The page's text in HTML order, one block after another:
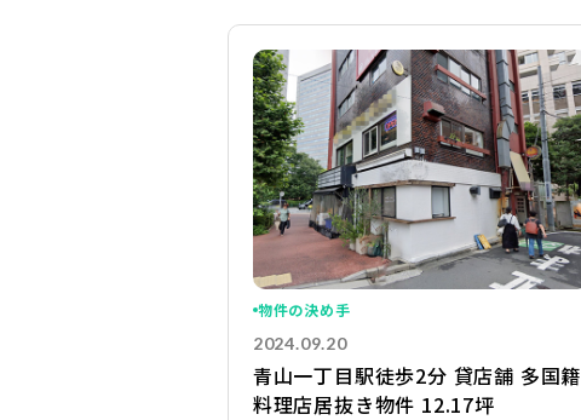
物件の決め手
2024.09.20
青山一丁目駅徒歩2分 貸店舗 多国籍
料理店居抜き物件 12.17坪